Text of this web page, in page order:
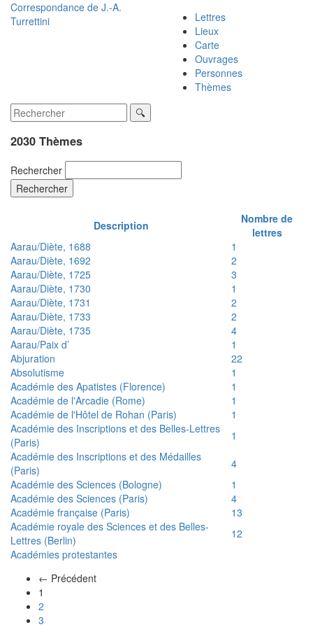
Correspondance de J.-A.
Turrettini
Lettres
Lieux
Carte
Ouvrages
Personnes
Thèmes
2030 Thèmes
Rechercher
Rechercher
Description
Nombre de
lettres
Aarau/Diète, 1688
1
Aarau/Diète, 1692
2
Aarau/Diète, 1725
3
Aarau/Diète, 1730
1
Aarau/Diète, 1731
2
Aarau/Diète, 1733
2
Aarau/Diète, 1735
4
Aarau/Paix d’
1
Abjuration
22
Absolutisme
1
Académie des Apatistes (Florence)
1
Académie de l'Arcadie (Rome)
1
Académie de l'Hôtel de Rohan (Paris)
1
Académie des Inscriptions et des Belles-Lettres
(Paris)
1
Académie des Inscriptions et des Médailles
(Paris)
4
Académie des Sciences (Bologne)
1
Académie des Sciences (Paris)
4
Académie française (Paris)
13
Académie royale des Sciences et des Belles-
Lettres (Berlin)
12
Académies protestantes
← Précédent
1
2
3